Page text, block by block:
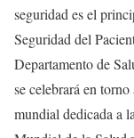
seguridad es el
Seguridad del
Departamento de
se celebrará en
mundial dedicada a